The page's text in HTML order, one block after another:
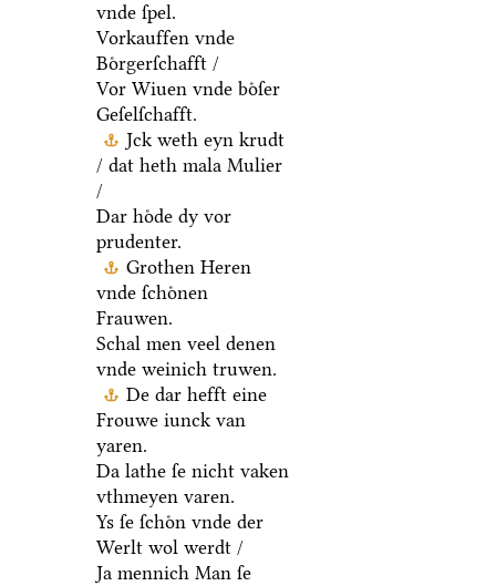
vnde ſpel.
Vorkauffen vnde
Boͤrgerſchafft /
Vor Wiuen vnde boͤſer
Geſelſchafft.
Jck weth eyn krudt
/ dat heth mala Mulier
/
Dar hoͤde dy vor
prudenter.
Grothen Heren
vnde ſchoͤnen
Frauwen.
Schal men veel denen
vnde weinich truwen.
De dar hefft eine
Frouwe iunck van
yaren.
Da lathe ſe nicht vaken
vthmeyen varen.
Ys ſe ſchoͤn vnde der
Werlt wol werdt /
Ja mennich Man ſe